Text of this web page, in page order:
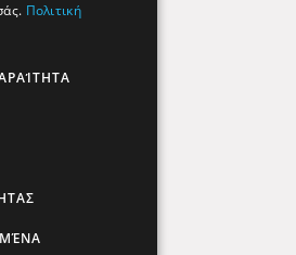
Social Media
Πολιτική